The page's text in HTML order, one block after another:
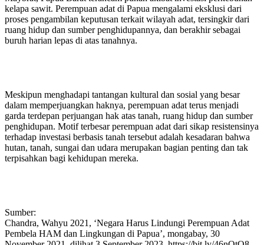
kelapa sawit. Perempuan adat di Papua mengalami eksklusi dari
proses pengambilan keputusan terkait wilayah adat, tersingkir dari
ruang hidup dan sumber penghidupannya, dan berakhir sebagai
buruh harian lepas di atas tanahnya.
Meskipun menghadapi tantangan kultural dan sosial yang besar
dalam memperjuangkan haknya, perempuan adat terus menjadi
garda terdepan perjuangan hak atas tanah, ruang hidup dan sumber
penghidupan. Motif terbesar perempuan adat dari sikap resistensinya
terhadap investasi berbasis tanah tersebut adalah kesadaran bahwa
hutan, tanah, sungai dan udara merupakan bagian penting dan tak
terpisahkan bagi kehidupan mereka.
Sumber:
Chandra, Wahyu 2021, ‘Negara Harus Lindungi Perempuan Adat
Pembela HAM dan Lingkungan di Papua’, mongabay, 30